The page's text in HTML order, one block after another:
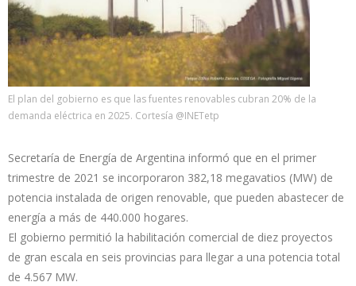
El plan del gobierno es que las fuentes renovables cubran 20% de la
demanda eléctrica en 2025. Cortesía @INETetp
Secretaría de Energía de Argentina informó que en el primer
trimestre de 2021 se incorporaron 382,18 megavatios (MW) de
potencia instalada de origen renovable, que pueden abastecer de
energía a más de 440.000 hogares.
El gobierno permitió la habilitación comercial de diez proyectos
de gran escala en seis provincias para llegar a una potencia total
de 4.567 MW.